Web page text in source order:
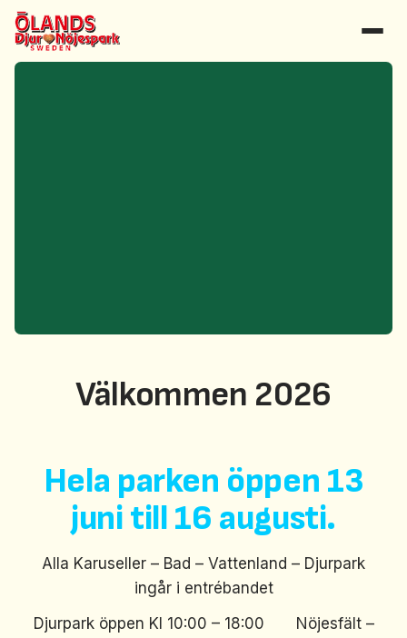
Välkommen 2026
Hela parken öppen 13
juni till 16 augusti.
Alla Karuseller – Bad – Vattenland – Djurpark
ingår i entrébandet
Djurpark öppen Kl 10:00 – 18:00 Nöjesfält –